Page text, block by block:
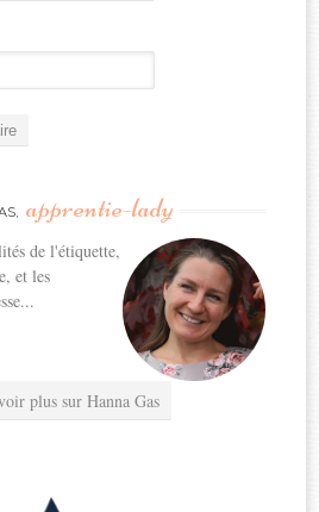
apprentie-lady
de l'étiquette,
et les
plus sur Hanna Gas